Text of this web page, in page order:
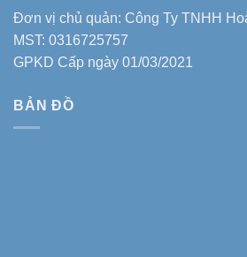
Đơn vị chủ quản: Công Ty TNHH
MST: 0316725757
GPKD Cấp ngày 01/03/2021
BẢN ĐỒ